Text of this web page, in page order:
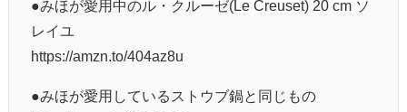
●みほが愛用中のル・クルーゼ(Le Creuset) 20 cm ソ
レイユ
https://amzn.to/404az8u
●みほが愛用しているストウブ鍋と同じもの